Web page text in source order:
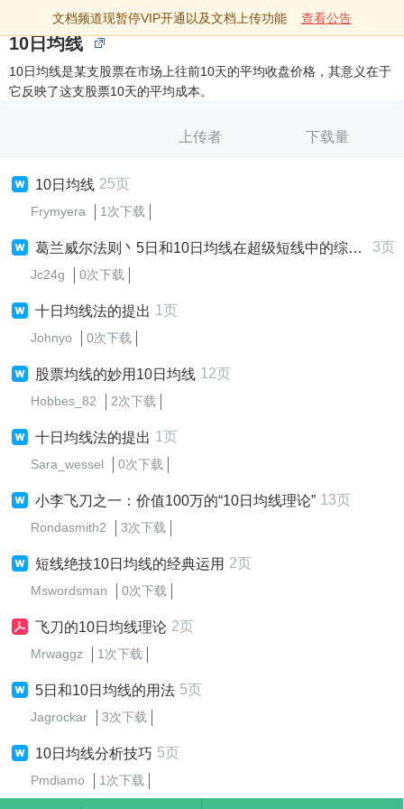
文档频道现暂停VIP开通以及文档上传功能 查看公告
10日均线
10日均线是某支股票在市场上往前10天的平均收盘价格，其意义在于
它反映了这支股票10天的平均成本。
上传者 下载量
10日均线 25页
Frymyera 1次下载
葛兰威尔法则丶5日和10日均线在超级短线中的综合应用 3页
Jc24g 0次下载
十日均线法的提出 1页
Johnyo 0次下载
股票均线的妙用10日均线 12页
Hobbes_82 2次下载
十日均线法的提出 1页
Sara_wessel 0次下载
小李飞刀之一：价值100万的“10日均线理论” 13页
Rondasmith2 3次下载
短线绝技10日均线的经典运用 2页
Mswordsman 0次下载
飞刀的10日均线理论 2页
Mrwaggz 1次下载
5日和10日均线的用法 5页
Jagrockar 3次下载
10日均线分析技巧 5页
Pmdiamo 1次下载